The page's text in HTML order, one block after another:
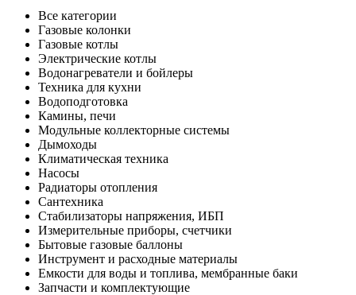
Все категории
Газовые колонки
Газовые котлы
Электрические котлы
Водонагреватели и бойлеры
Техника для кухни
Водоподготовка
Камины, печи
Модульные коллекторные системы
Дымоходы
Климатическая техника
Насосы
Радиаторы отопления
Сантехника
Стабилизаторы напряжения, ИБП
Измерительные приборы, счетчики
Бытовые газовые баллоны
Инструмент и расходные материалы
Емкости для воды и топлива, мембранные баки
Запчасти и комплектующие